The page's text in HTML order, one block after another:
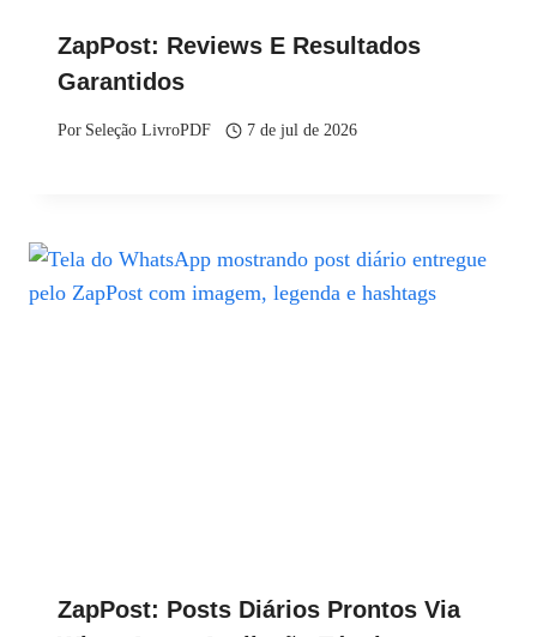
ZapPost: Reviews E Resultados
Garantidos
Por Seleção LivroPDF 7 de jul de 2026
ZapPost: Posts Diários Prontos Via